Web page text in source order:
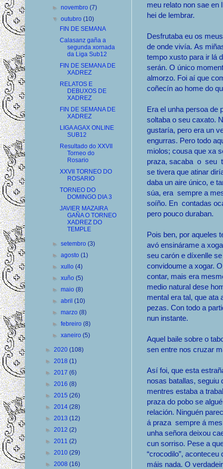
meu relato non sae en
hei de lembrar.
Desfrutaba eu os
de onde vivía. As
tempo xusto para ir lá
serán. O único
almorzo. Foi aí que
coñecín ao home do
Era el unha persoa de
soltaba o seu caxato.
gustaría, pero era un
engurras. Pero todo
miolos; cousa que xa
praza, sacaba o seu
se tivera que atinar
daba un aire único, e
súa, era sempre a
soíño. En contadas
pero pouco duraban.
Pois ben, por aqueles
avó ensinárame a
seu carón e díxenlle
convidoume a xogar.
contar, mais era
medio natural dese
mental era tal, que ata
pezas. Con todo a
nun instante.
Aquel baile sobre o
sen entre nos cruzar
Así foi, que esta
nosas batallas, seguiu
mentres estaba a
praza do pobo se
relación. Ninguén
á praza sempre á
unha señora deixou
cun sorriso. Pese a
“crocodilo”,
máis nada. O
►novembro(7)
▼outubro(10)
FIN DE SEMANA
Calasanz gaña a
segunda xornada
da Liga Sub12
FIN DE SEMANA DE
XADREZ
RELATOS E
DEBUXOS DE
XADREZ
FIN DE SEMANA DE
XADREZ
LIGA AGAX ONLINE
SUB12
Resultado do XXVII
Torneo do
Rosario
XXVII TORNEO DO
ROSARIO
TORNEO DO
DOMINGO DIA 3
JAVIER MAZAIRA
GAÑA O TORNEO
XADREZ DO
TEMPLE
►setembro(3)
►agosto(1)
►xullo(4)
►xuño(5)
►maio(8)
►abril(10)
►marzo(8)
►febreiro(8)
►xaneiro(5)
► 2020 (108)
► 2018 (1)
► 2017 (6)
► 2016 (8)
► 2015 (26)
► 2014 (28)
► 2013 (12)
► 2012 (2)
► 2011 (2)
► 2010 (29)
► 2008 (16)